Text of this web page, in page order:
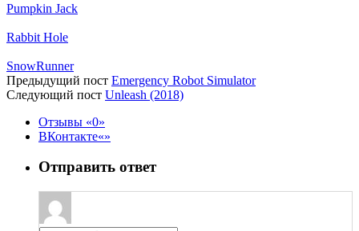
Pumpkin Jack
Rabbit Hole
SnowRunner
Предыдущий пост Emergency Robot Simulator
Следующий пост Unleash (2018)
Отзывы
0
ВКонтакте
Отправить ответ